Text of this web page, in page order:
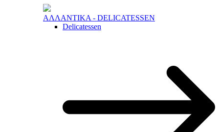
ΑΛΛΑΝΤΙΚΑ - DELICATESSEN
Delicatessen